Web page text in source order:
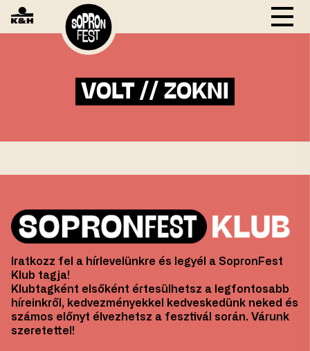
VOLT // ZOKNI
Iratkozz fel a hírlevelünkre és legyél a SopronFest
Klub tagja!
Klubtagként elsőként értesülhetsz a legfontosabb
híreinkről, kedvezményekkel kedveskedünk neked és
számos előnyt élvezhetsz a fesztivál során. Várunk
szeretettel!